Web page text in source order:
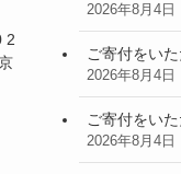
2
2026年8月4日
ご寄付をい
2026年8月4日
ご寄付をい
2026年8月4日